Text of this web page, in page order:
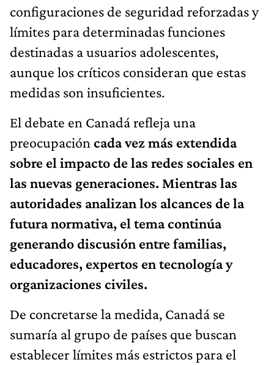
configuraciones de seguridad reforzadas y
límites para determinadas funciones
destinadas a usuarios adolescentes,
aunque los críticos consideran que estas
medidas son insuficientes.
El debate en Canadá refleja una
preocupación cada vez más extendida
sobre el impacto de las redes sociales en
las nuevas generaciones. Mientras las
autoridades analizan los alcances de la
futura normativa, el tema continúa
generando discusión entre familias,
educadores, expertos en tecnología y
organizaciones civiles.
De concretarse la medida, Canadá se
sumaría al grupo de países que buscan
establecer límites más estrictos para el